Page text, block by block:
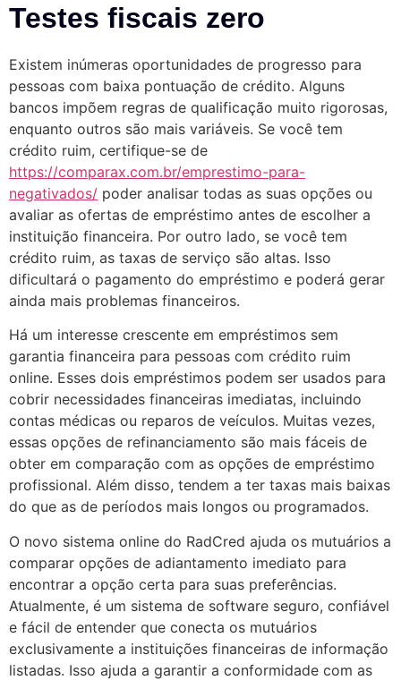
Testes fiscais zero
Existem inúmeras oportunidades de progresso para
pessoas com baixa pontuação de crédito. Alguns
bancos impõem regras de qualificação muito rigorosas,
enquanto outros são mais variáveis. Se você tem
crédito ruim, certifique-se de
https://comparax.com.br/emprestimo-para-
negativados/ poder analisar todas as suas opções ou
avaliar as ofertas de empréstimo antes de escolher a
instituição financeira. Por outro lado, se você tem
crédito ruim, as taxas de serviço são altas. Isso
dificultará o pagamento do empréstimo e poderá gerar
ainda mais problemas financeiros.
Há um interesse crescente em empréstimos sem
garantia financeira para pessoas com crédito ruim
online. Esses dois empréstimos podem ser usados para
cobrir necessidades financeiras imediatas, incluindo
contas médicas ou reparos de veículos. Muitas vezes,
essas opções de refinanciamento são mais fáceis de
obter em comparação com as opções de empréstimo
profissional. Além disso, tendem a ter taxas mais baixas
do que as de períodos mais longos ou programados.
O novo sistema online do RadCred ajuda os mutuários a
comparar opções de adiantamento imediato para
encontrar a opção certa para suas preferências.
Atualmente, é um sistema de software seguro, confiável
e fácil de entender que conecta os mutuários
exclusivamente a instituições financeiras de informação
listadas. Isso ajuda a garantir a conformidade com as